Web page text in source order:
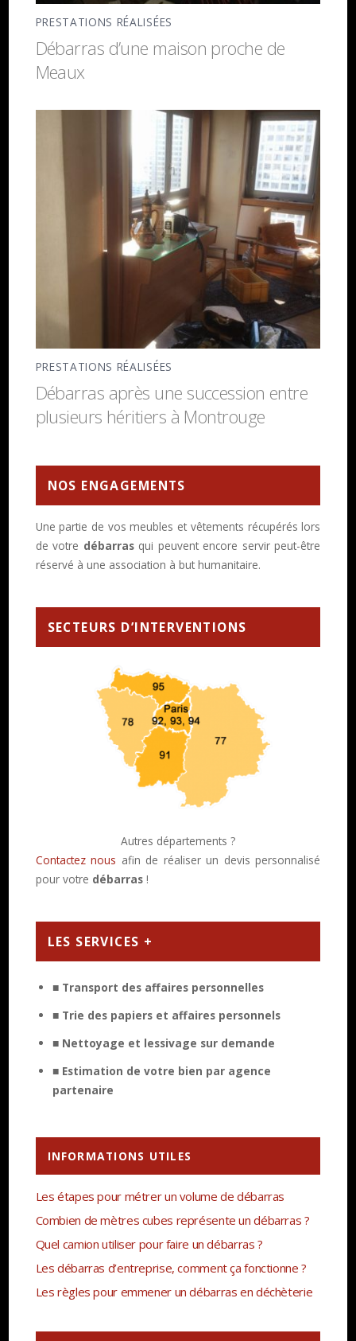
PRESTATIONS RÉALISÉES
Débarras d’une maison proche de
Meaux
PRESTATIONS RÉALISÉES
Débarras après une succession entre
plusieurs héritiers à Montrouge
NOS ENGAGEMENTS
Une partie de vos meubles et vêtements récupérés lors
de votre débarrasqui peuvent encore servir peut-être
réservé à une association à but humanitaire.
SECTEURS D’INTERVENTIONS
Autres départements ?
Contactez nous afin de réaliser un devis personnalisé
pour votre débarras!
LES SERVICES +
■ Transport des affaires personnelles
■ Trie des papiers et affaires personnels
■ Nettoyage et lessivage sur demande
■ Estimation de votre bien par agence
partenaire
INFORMATIONS UTILES
Les étapes pour métrer un volume de débarras
Combien de mètres cubes représente un débarras ?
Quel camion utiliser pour faire un débarras ?
Les débarras d’entreprise, comment ça fonctionne ?
Les règles pour emmener un débarras en déchèterie